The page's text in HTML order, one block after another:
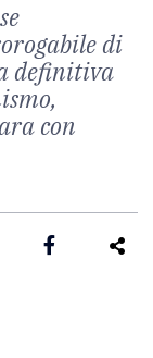
di
definitiva
con